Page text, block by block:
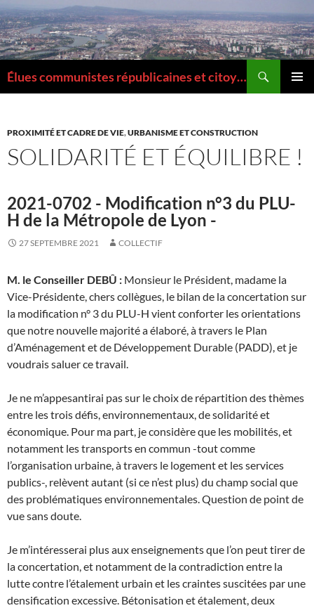
Aller
au
contenu
Élues communistes républicaines et citoyennes de la Métropole de Lyon
PROXIMITÉ ET CADRE DE VIE,URBANISME ET CONSTRUCTION
SOLIDARITÉ ET ÉQUILIBRE !
2021-0702 - Modification n°3 du PLU-
H de la Métropole de Lyon -
27 SEPTEMBRE 2021 COLLECTIF
M. le Conseiller DEBÛ : Monsieur le Président, madame la
Vice-Présidente, chers collègues, le bilan de la concertation sur
la modification n° 3 du PLU-H vient conforter les orientations
que notre nouvelle majorité a élaboré, à travers le Plan
d’Aménagement et de Développement Durable (PADD), et je
voudrais saluer ce travail.
Je ne m’appesantirai pas sur le choix de répartition des thèmes
entre les trois défis, environnementaux, de solidarité et
économique. Pour ma part, je considère que les mobilités, et
notamment les transports en commun -tout comme
l’organisation urbaine, à travers le logement et les services
publics-, relèvent autant (si ce n’est plus) du champ social que
des problématiques environnementales. Question de point de
vue sans doute.
Je m’intéresserai plus aux enseignements que l’on peut tirer de
la concertation, et notamment de la contradiction entre la
lutte contre l’étalement urbain et les craintes suscitées par une
densification excessive. Bétonisation et étalement, deux